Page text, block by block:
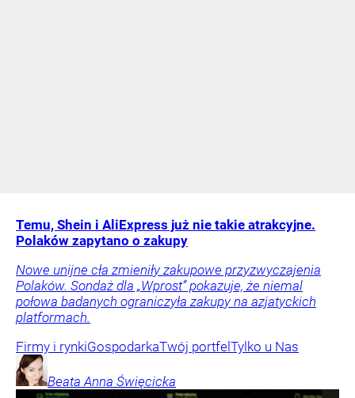
Temu, Shein i AliExpress już nie takie atrakcyjne.
Polaków zapytano o zakupy
Nowe unijne cła zmieniły zakupowe przyzwyczajenia
Polaków. Sondaż dla „Wprost” pokazuje, że niemal
połowa badanych ograniczyła zakupy na azjatyckich
platformach.
Firmy i rynkiGospodarkaTwój portfel Tylko u Nas
Beata Anna Święcicka